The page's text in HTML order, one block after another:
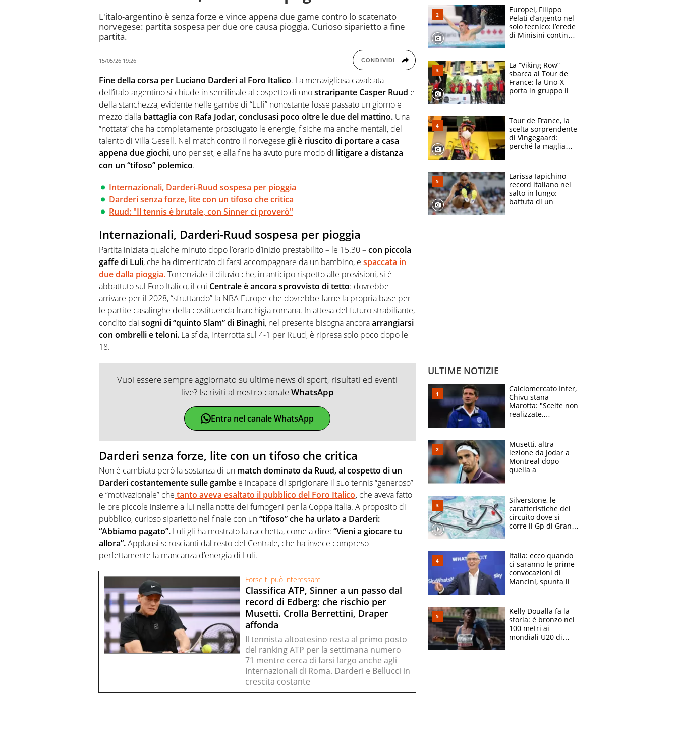
L'italo-argentino è senza forze e vince appena due game contro lo scatenato
norvegese: partita sospesa per due ore causa pioggia. Curioso siparietto a fine
partita.
15/05/26 19:26 CONDIVIDI
Fine della corsa per Luciano Darderi al Foro Italico. La meravigliosa cavalcata
dell’italo-argentino si chiude in semifinale al cospetto di unostraripante Casper Ruud e
della stanchezza, evidente nelle gambe di “Luli” nonostante fosse passato un giorno e
mezzo dalla battaglia con Rafa Jodar, conclusasi poco oltre le due del mattino. Una
“nottata” che ha completamente prosciugato le energie, fisiche ma anche mentali, del
talento di Villa Gesell. Nel match contro il norvegese gli è riuscito di portare a casa
appena due giochi, uno per set, e alla fine ha avuto pure modo di litigare a distanza
con un “tifoso” polemico.
Internazionali, Darderi-Ruud sospesa per pioggia
Darderi senza forze, lite con un tifoso che critica
Ruud: "Il tennis è brutale, con Sinner ci proverò"
Internazionali, Darderi-Ruud sospesa per pioggia
Partita iniziata qualche minuto dopo l’orario d’inizio prestabilito – le 15.30 –con piccola
gaffe di Luli, che ha dimenticato di farsi accompagnare da un bambino, e spaccata in
due dalla pioggia.Torrenziale il diluvio che, in anticipo rispetto alle previsioni, si è
abbattuto sul Foro Italico, il cui Centrale è ancora sprovvisto di tetto: dovrebbe
arrivare per il 2028, “sfruttando” la NBA Europe che dovrebbe farne la propria base per
le partite casalinghe della costituenda franchigia romana. In attesa del futuro strabiliante,
condito dai sogni di “quinto Slam” di Binaghi, nel presente bisogna ancoraarrangiarsi
con ombrelli e teloni. La sfida, interrotta sul 4-1 per Ruud, è ripresa solo poco dopo le
18.
Vuoi essere sempre aggiornato su ultime news di sport, risultati ed eventi
live? Iscriviti al nostro canaleWhatsApp
Entra nel canale WhatsApp
Darderi senza forze, lite con un tifoso che critica
Non è cambiata però la sostanza di un match dominato da Ruud, al cospetto di un
Darderi costantemente sulle gambe e incapace di sprigionare il suo tennis “generoso”
e “motivazionale” che tanto aveva esaltato il pubblico del Foro Italico, che aveva fatto
le ore piccole insieme a lui nella notte dei fumogeni per la Coppa Italia. A proposito di
pubblico, curioso siparietto nel finale con un“tifoso” che ha urlato a Darderi:
“Abbiamo pagato”. Luli gli ha mostrato la racchetta, come a dire: “Vieni a giocare tu
allora”.Applausi scroscianti dal resto del Centrale, che ha invece compreso
perfettamente la mancanza d’energia di Luli.
Forse ti può interessare
Classifica ATP, Sinner a un passo dal
record di Edberg: che rischio per
Musetti. Crolla Berrettini, Draper
affonda
Il tennista altoatesino resta al primo posto
del ranking ATP per la settimana numero
71 mentre cerca di farsi largo anche agli
Internazionali di Roma. Darderi e Bellucci in
crescita costante
e compagni
continuare
Europei, Filippo
Pelati d’argento nel
solo tecnico: l’erede
di Minisini continua
mirino
La “Viking Row”
sbarca al Tour de
France: la Uno-X
porta in gruppo il
compagni
Tour de France, la
scelta sorprendente
di Vingegaard:
perché la maglia
rischio da evitare
Larissa Iapichino
record italiano nel
salto in lungo:
battuta di un
ULTIME NOTIZIE
Calciomercato Inter,
Chivu stana
Marotta: "Scelte non
realizzate,
squadra"
Musetti, altra
lezione da Jodar a
Montreal dopo
quella a
tutto"
Silverstone, le
caratteristiche del
circuito dove si
corre il Gp di Gran
Italia: ecco quando
ci saranno le prime
convocazioni di
Mancini, spunta il
Kelly Doualla fa la
storia: è bronzo nei
100 metri ai
mondiali U20 di